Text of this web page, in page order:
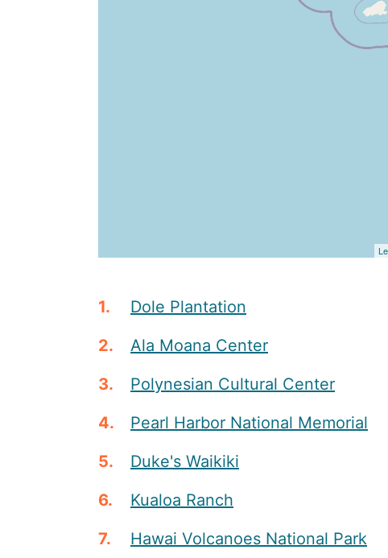
Dole Plantation
Ala Moana Center
Polynesian Cultural Center
Pearl Harbor National Memorial
Duke's Waikiki
Kualoa Ranch
Hawai Volcanoes National Park